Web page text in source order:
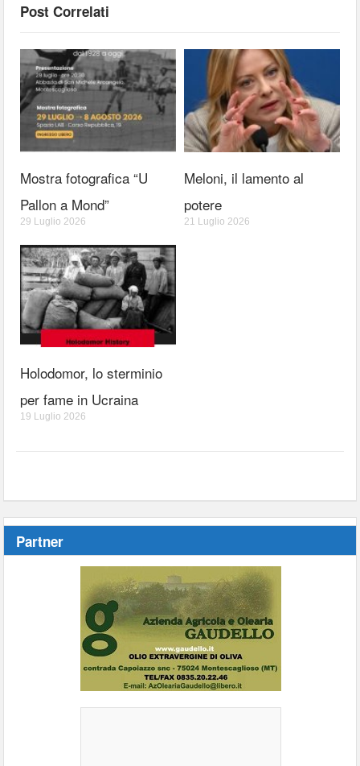
Post Correlati
Mostra fotografica “U
Pallon a Mond”
29 Luglio 2026
Meloni, il lamento al
potere
21 Luglio 2026
Holodomor, lo sterminio
per fame in Ucraina
19 Luglio 2026
Partner